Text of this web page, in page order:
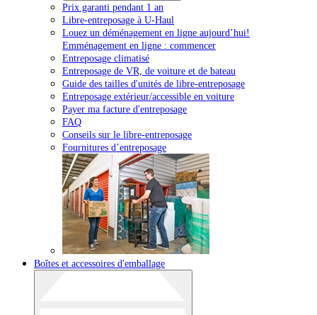
Prix garanti pendant 1 an
Libre-entreposage à U-Haul
Louez un déménagement en ligne aujourd’hui!
Emménagement en ligne : commencer
Entreposage climatisé
Entreposage de VR, de voiture et de bateau
Guide des tailles d'unités de libre-entreposage
Entreposage extérieur/accessible en voiture
Payer ma facture d'entreposage
FAQ
Conseils sur le libre-entreposage
Fournitures d’entreposage
Boîtes et accessoires d'emballage